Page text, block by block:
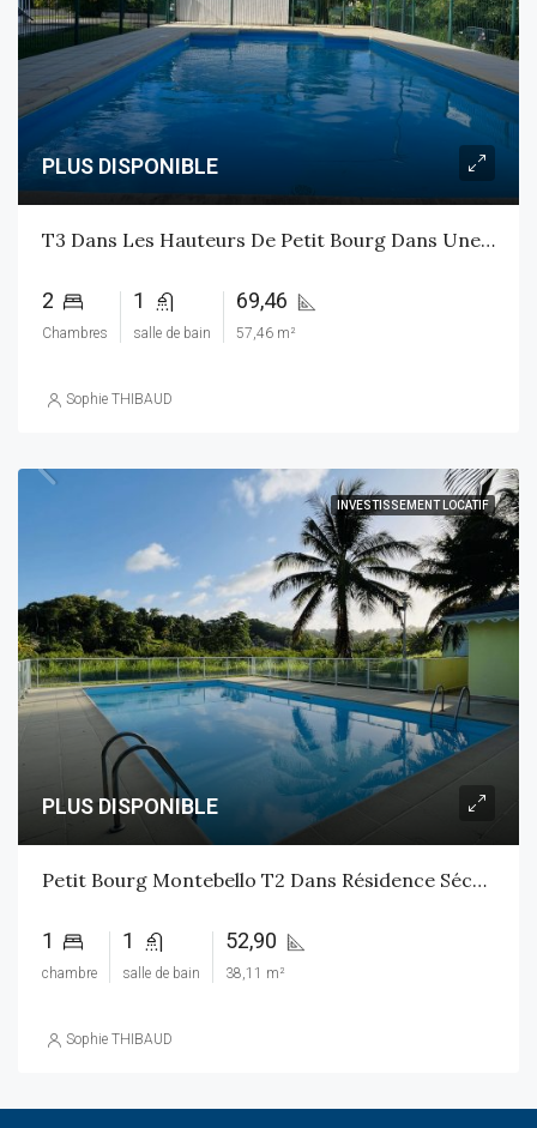
PLUS DISPONIBLE
T3 Dans Les Hauteurs De Petit Bourg Dans Une Petite Résidence Au Calme
2
Chambres
1
salle de bain
69,46
57,46 m²
Sophie THIBAUD
INVESTISSEMENT LOCATIF
PLUS DISPONIBLE
Petit Bourg Montebello T2 Dans Résidence Sécurisée Avec Piscine
1
chambre
1
salle de bain
52,90
38,11 m²
Sophie THIBAUD